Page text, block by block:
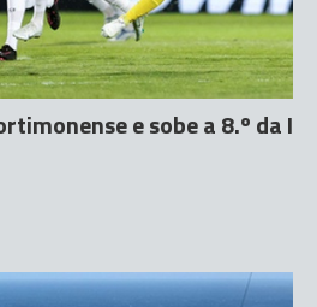
e sobe a 8.º da I